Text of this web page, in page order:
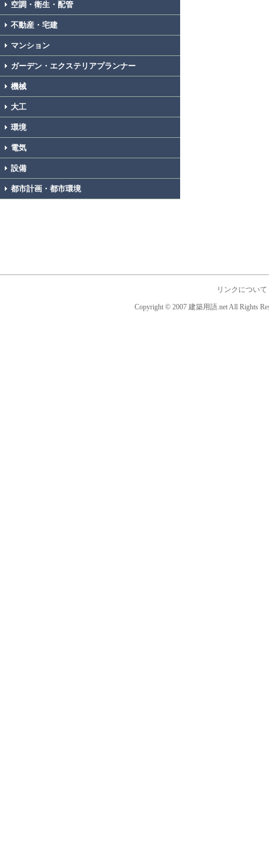
空調・衛生・配管
不動産・宅建
マンション
ガーデン・エクステリアプランナー
機械
大工
環境
電気
設備
都市計画・都市環境
リンクについて
Copyright © 2007 建築用語.net All Rights